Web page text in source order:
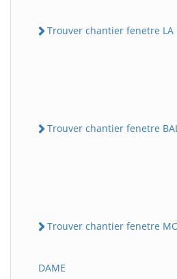
Trouver chantier fenetre LA
Trouver chantier fenetre
Trouver chantier fenetre
DAME